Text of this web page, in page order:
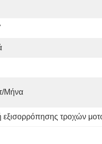
μήνα
εξισορρόπησης τροχών